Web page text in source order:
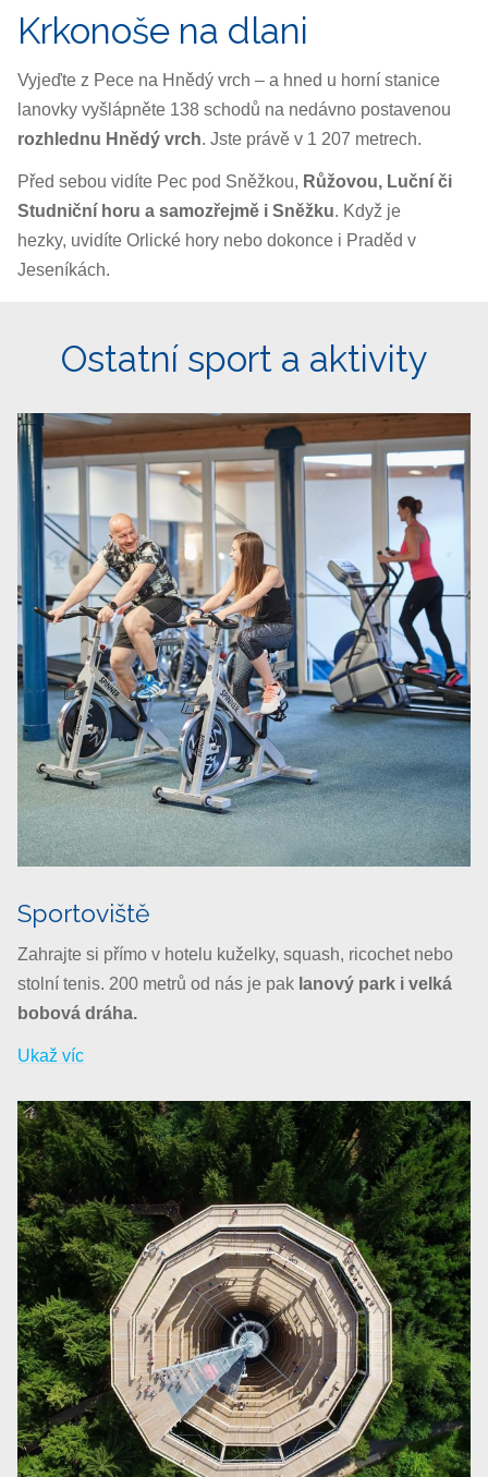
Krkonoše na dlani
Vyjeďte z Pece na Hnědý vrch – a hned u horní stanice
lanovky vyšlápněte 138 schodů na nedávno postavenou
rozhlednu Hnědý vrch. Jste právě v 1 207 metrech.
Před sebou vidíte Pec pod Sněžkou, Růžovou, Luční či
Studniční horu a samozřejmě i Sněžku. Když je
hezky, uvidíte Orlické hory nebo dokonce i Praděd v
Jeseníkách.
Ostatní sport a aktivity
Sportoviště
Zahrajte si přímo v hotelu kuželky, squash, ricochet nebo
stolní tenis. 200 metrů od nás je pak lanový park i velká
bobová dráha.
Ukaž víc